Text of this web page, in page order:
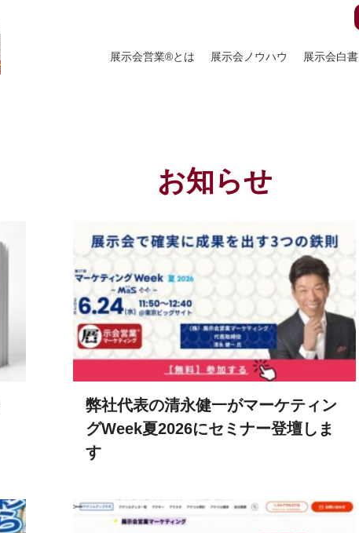
展示会営業®とは 展示会ノウハウ 展示会白書
お知らせ
弊社代表の清永健一がマーケティン
グWeek夏2026にセミナー登壇しま
す